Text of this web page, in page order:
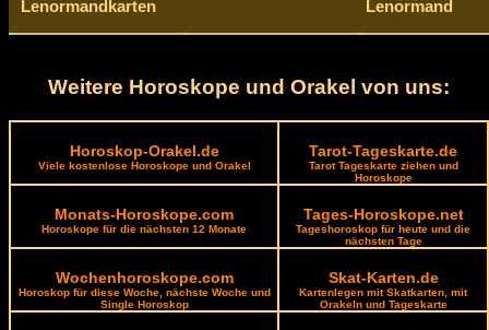
Lenormandkarten
Lenormand
Weitere Horoskope und Orakel von uns:
Horoskop-Orakel.de
Viele kostenlose Horoskope und Orakel
Tarot-Tageskarte.de
Tarot Tageskarte ziehen und
Horoskope
Monats-Horoskope.com
Horoskope für die nächsten 12 Monate
Tages-Horoskope.net
Tageshoroskop für heute und die
nächsten Tage
Wochenhoroskope.com
Horoskop für diese Woche, nächste Woche und
Single Horoskop
Skat-Karten.de
Kartenlegen mit Skatkarten, mit
Orakeln und Tageskarte